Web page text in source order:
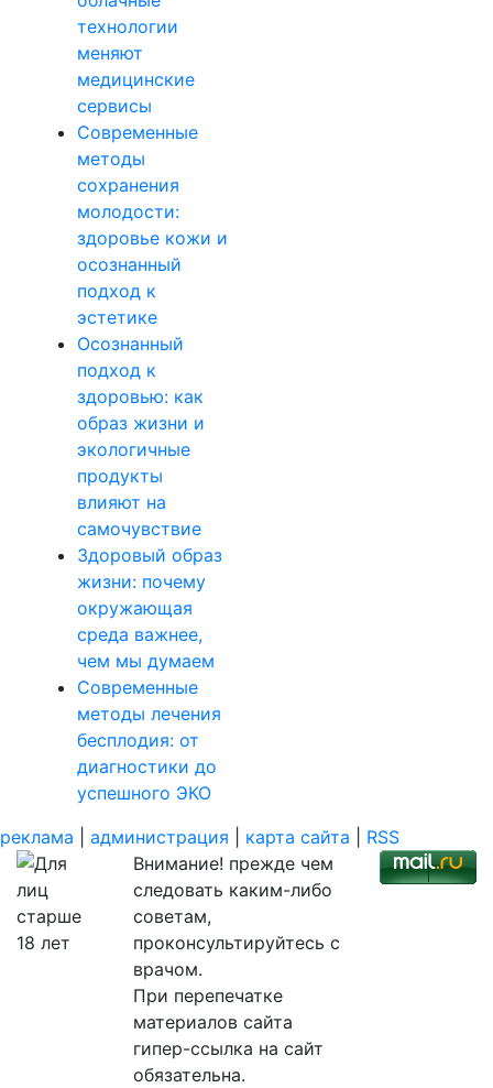
технологии
меняют
медицинские
сервисы
Современные
методы
сохранения
молодости:
здоровье кожи и
осознанный
подход к
эстетике
Осознанный
подход к
здоровью: как
образ жизни и
экологичные
продукты
влияют на
самочувствие
Здоровый образ
жизни: почему
окружающая
среда важнее,
чем мы думаем
Современные
методы лечения
бесплодия: от
диагностики до
успешного ЭКО
реклама
администрация карта сайта
RSS
Внимание! прежде чем
следовать каким-либо
советам,
проконсультируйтесь с
врачом.
При перепечатке
материалов сайта
гипер-ссылка на сайт
обязательна.